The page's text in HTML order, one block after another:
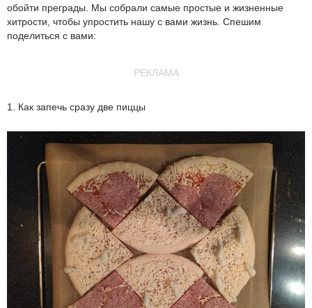
обойти преграды. Мы собрали самые простые и жизненные
хитрости, чтобы упростить нашу с вами жизнь. Спешим
поделиться с вами:
РЕКЛАМА
1. Как запечь сразу две пиццы